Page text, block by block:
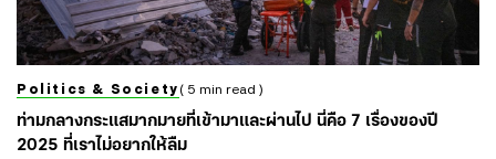
Politics & Society ( 5 min read )
ท่ามกลางกระแสมากมายที่เข้ามาและผ่านไป นี่คือ 7 เรื่องของปี
2025 ที่เราไม่อยากให้ลืม